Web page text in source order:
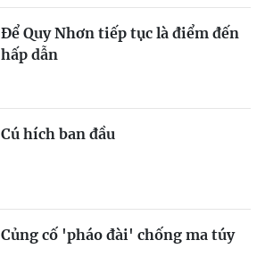
Để Quy Nhơn tiếp tục là điểm đến
hấp dẫn
Cú hích ban đầu
Củng cố 'pháo đài' chống ma túy